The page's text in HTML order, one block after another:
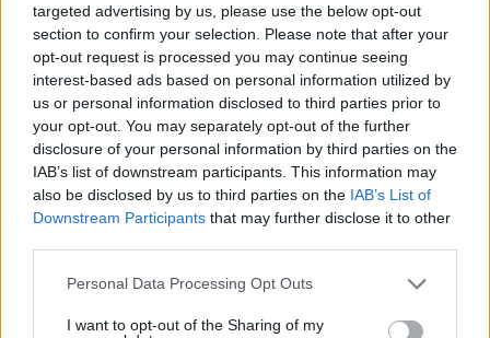
targeted advertising by us, please use the below opt-out
section to confirm your selection. Please note that after your
opt-out request is processed you may continue seeing
interest-based ads based on personal information utilized by
us or personal information disclosed to third parties prior to
your opt-out. You may separately opt-out of the further
disclosure of your personal information by third parties on the
IAB’s list of downstream participants. This information may
also be disclosed by us to third parties on the IAB’s List of
Downstream Participants that may further disclose it to other
Please note that this website/app uses one or more Google
not limited to your visit or usage behaviour. You may click to
Personal Data Processing Opt Outs
I want to opt-out of the Sharing of my
Loaded:
Οικογενειακή τραγωδία στις Σέρρες, μητέρα και
γιος οι νεκροί από την μετωπική φορτηγού με ΙΧ -
Βίντεο ντοκουμέντο από τη στιγμή της
σύγκρουσης
07.08.2026, 09:58